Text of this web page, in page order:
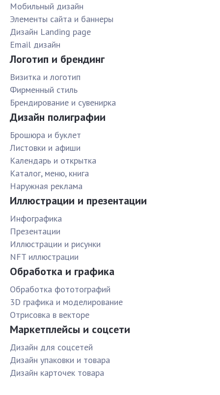
Мобильный дизайн
Элементы сайта и баннеры
Дизайн Landing page
Email дизайн
Логотип и брендинг
Визитка и логотип
Фирменный стиль
Брендирование и сувенирка
Дизайн полиграфии
Брошюра и буклет
Листовки и афиши
Календарь и открытка
Каталог, меню, книга
Наружная реклама
Иллюстрации и презентации
Инфографика
Презентации
Иллюстрации и рисунки
NFT иллюстрации
Обработка и графика
Обработка фототографий
3D графика и моделирование
Отрисовка в векторе
Маркетплейсы и соцсети
Дизайн для соцсетей
Дизайн упаковки и товара
Дизайн карточек товара